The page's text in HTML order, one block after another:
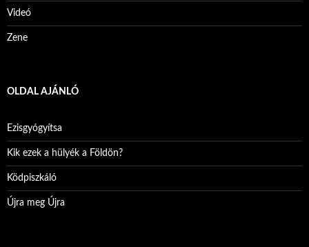
Videó
Zene
OLDAL AJÁNLÓ
Ezisgyógyítsa
Kik ezek a hülyék a Földön?
Ködpiszkáló
Újra meg Újra